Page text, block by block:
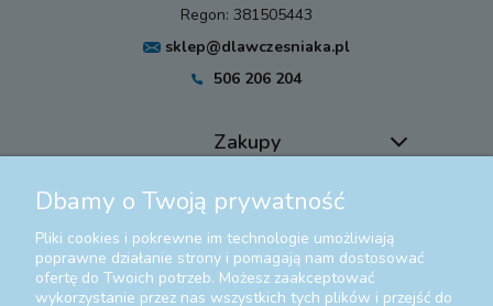
Regon: 381505443
sklep@dlawczesniaka.pl
506 206 204
Zakupy
Pomoc
Moje konto
Dbamy o Twoją prywatność
Pliki cookies i pokrewne im technologie umożliwiają
poprawne działanie strony i pomagają nam dostosować
ofertę do Twoich potrzeb. Możesz zaakceptować
wykorzystanie przez nas wszystkich tych plików i przejść do